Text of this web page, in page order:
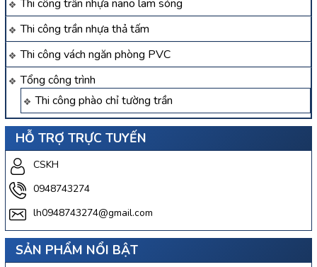
Thi công trần nhựa nano lam sóng
Thi công trần nhựa thả tấm
Thi công vách ngăn phòng PVC
Tổng công trình
Thi công phào chỉ tường trần
HỖ TRỢ TRỰC TUYẾN
CSKH
0948743274
lh0948743274@gmail.com
SẢN PHẨM NỔI BẬT